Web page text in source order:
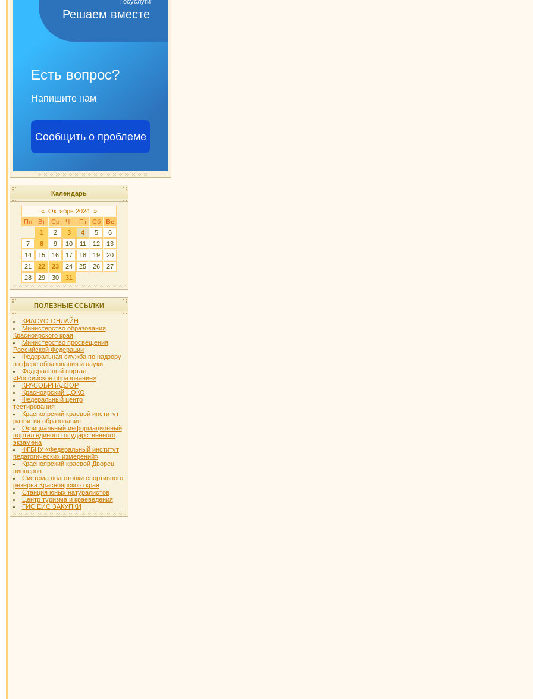
Решаем вместе
Есть вопрос?
Напишите нам
Сообщить о проблеме
Календарь
« Октябрь 2024 »
Пн
Вт Ср Чт Пт Сб
Вс
1
2 3 4 5
6
7
8 9 10 11 12
13
14
15 16 17 18 19
20
21
22 23 24 25 26
27
28
29 30 31
ПОЛЕЗНЫЕ ССЫЛКИ
КИАСУО ОНЛАЙН
Министерство образования
Красноярского края
Министерство просвещения
Российской Федерации
Федеральная служба по надзору
в сфере образования и науки
Федеральный портал
«Российское образование»
КРАСОБРНАДЗОР
Красноярский ЦОКО
Федеральный центр
тестирования
Красноярский краевой институт
развития образования
Официальный информационный
портал единого государственного
экзамена
ФГБНУ «Федеральный институт
педагогических измерений»
Красноярский краевой Дворец
пионеров
Система подготовки спортивного
резерва Красноярского края
Станция юных натуралистов
Центр туризма и краеведения
ГИС ЕИС ЗАКУПКИ